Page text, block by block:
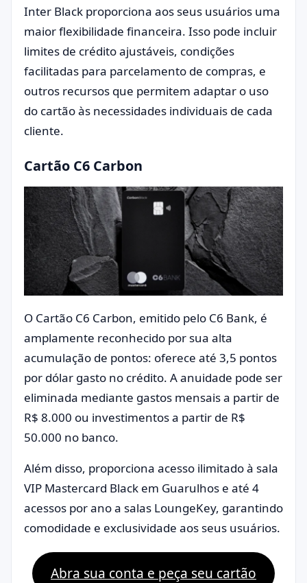
Inter Black proporciona aos seus usuários uma
maior flexibilidade financeira. Isso pode incluir
limites de crédito ajustáveis, condições
facilitadas para parcelamento de compras, e
outros recursos que permitem adaptar o uso
do cartão às necessidades individuais de cada
cliente.
Cartão C6 Carbon
O Cartão C6 Carbon, emitido pelo C6 Bank, é
amplamente reconhecido por sua alta
acumulação de pontos: oferece até 3,5 pontos
por dólar gasto no crédito. A anuidade pode ser
eliminada mediante gastos mensais a partir de
R$ 8.000 ou investimentos a partir de R$
50.000 no banco.
Além disso, proporciona acesso ilimitado à sala
VIP Mastercard Black em Guarulhos e até 4
acessos por ano a salas LoungeKey, garantindo
comodidade e exclusividade aos seus usuários.
Abra sua conta e peça seu cartão